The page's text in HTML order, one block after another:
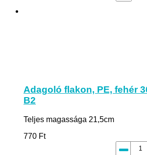
Adagoló flakon, PE, fehér
B2
Teljes magassága 21,5cm
770 Ft